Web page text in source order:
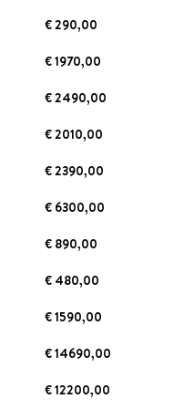
€ 290,00
€ 1970,00
€ 2490,00
€ 2010,00
€ 2390,00
€ 6300,00
€ 890,00
€ 480,00
€ 1590,00
€ 14690,00
€ 12200,00